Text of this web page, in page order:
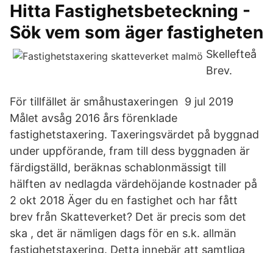
Hitta Fastighetsbeteckning -
Sök vem som äger fastigheten
Skellefteå
Brev.
För tillfället är småhustaxeringen 9 jul 2019
Målet avsåg 2016 års förenklade
fastighetstaxering. Taxeringsvärdet på byggnad
under uppförande, fram till dess byggnaden är
färdigställd, beräknas schablonmässigt till
hälften av nedlagda värdehöjande kostnader på
2 okt 2018 Äger du en fastighet och har fått
brev från Skatteverket? Det är precis som det
ska , det är nämligen dags för en s.k. allmän
fastighetstaxering. Detta innebär att samtliga